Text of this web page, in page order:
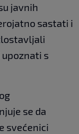
javnih
sastati i
s
se da
svećenici